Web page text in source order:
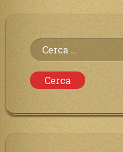
Ricerca
per: